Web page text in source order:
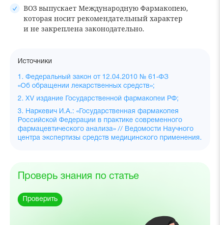
ВОЗ выпускает Международную Фармакопею,
которая носит рекомендательный характер
и не закреплена законодательно.
Источники
1. Федеральный закон от 12.04.2010 № 61-ФЗ
«Об обращении лекарственных средств»;
2. XV издание Государственной фармакопеи РФ;
3. Наркевич И.А.: «Государственная фармакопея
Российской Федерации в практике современного
фармацевтического анализа» // Ведомости Научного
центра экспертизы средств медицинского применения.
Проверь знания по статье
Проверить